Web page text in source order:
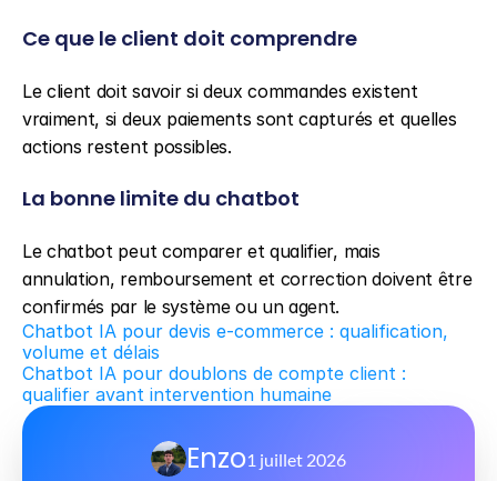
Ce que le client doit comprendre
Le client doit savoir si deux commandes existent
vraiment, si deux paiements sont capturés et quelles
actions restent possibles.
La bonne limite du chatbot
Le chatbot peut comparer et qualifier, mais
annulation, remboursement et correction doivent être
confirmés par le système ou un agent.
Chatbot IA pour devis e-commerce : qualification,
volume et délais
Chatbot IA pour doublons de compte client :
qualifier avant intervention humaine
Enzo1 juillet 2026